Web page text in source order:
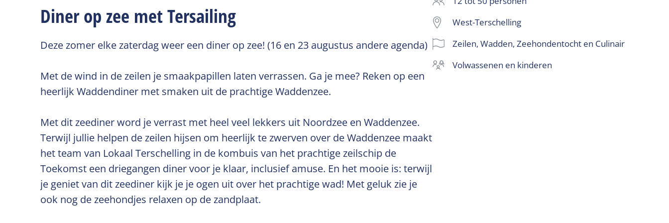
Diner op zee met Tersailing
Deze zomer elke zaterdag weer een diner op zee! (16 en 23 augustus andere agenda)
Met de wind in de zeilen je smaakpapillen laten verrassen. Ga je mee? Reken op een
heerlijk Waddendiner met smaken uit de prachtige Waddenzee.
Met dit zeediner word je verrast met heel veel lekkers uit Noordzee en Waddenzee.
Terwijl jullie helpen de zeilen hijsen om heerlijk te zwerven over de Waddenzee maakt
het team van Lokaal Terschelling in de kombuis van het prachtige zeilschip de
Toekomst een driegangen diner voor je klaar, inclusief amuse. En het mooie is: terwijl
je geniet van dit zeediner kijk je je ogen uit over het prachtige wad! Met geluk zie je
ook nog de zeehondjes relaxen op de zandplaat.
West-Terschelling
Zeilen, Wadden, Zeehondentocht en Culinair
volwassenen en kinderen